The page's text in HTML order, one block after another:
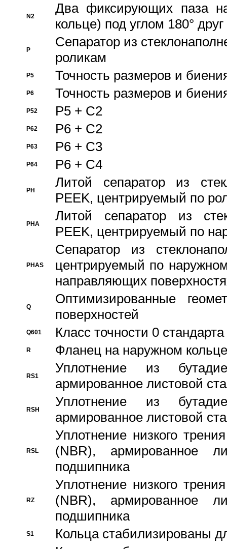
N2
Два фиксирующих паза
кольце) под углом 180° друг
P
Cепаратор из
роликам
P5 Точность размеров и
P6 Точность размеров и
P52 P5 + C2
P62 P6 + C2
P63 P6 + C3
P64 P6 + C4
PH
Литой сепаратор из
PEEK, центрируемый по
PHA
Литой сепаратор из
PEEK, центрируемый по
PHAS
Сепаратор из
центрируемый по
направляющих
Q
Оптимизированные
поверхностей
Q601 Класс точности 0
R Фланец на наружном кольце
RS1
Уплотнение из
армированное листовой
RSH
Уплотнение из
армированное листовой
RSL
Уплотнение низкого
(NBR), армированное
подшипника
RZ
Уплотнение низкого
(NBR), армированное
подшипника
S1 Кольца стабилизированы